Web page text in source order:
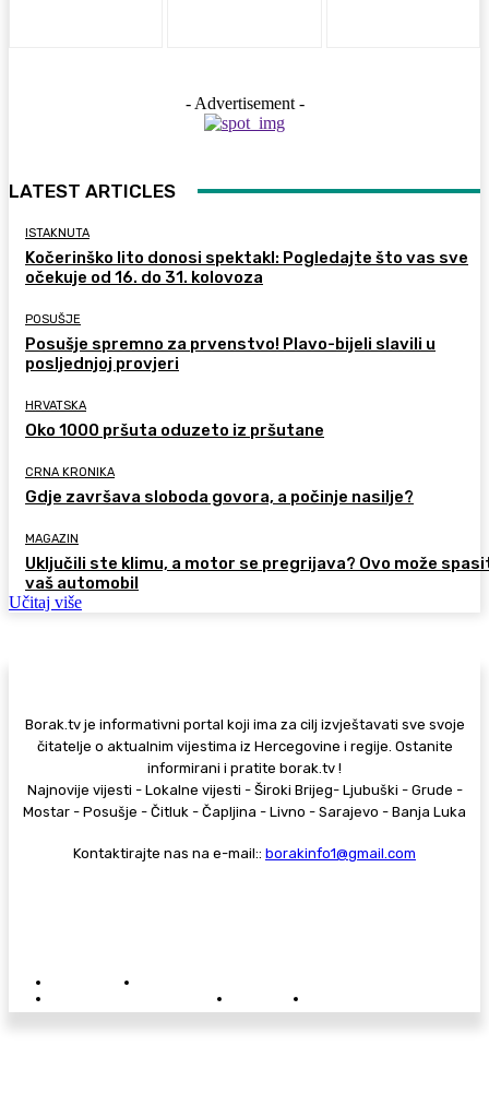
- Advertisement -
LATEST ARTICLES
ISTAKNUTA
Kočerinško lito donosi spektakl: Pogledajte što vas sve
očekuje od 16. do 31. kolovoza
POSUŠJE
Posušje spremno za prvenstvo! Plavo-bijeli slavili u
posljednjoj provjeri
HRVATSKA
Oko 1000 pršuta oduzeto iz pršutane
CRNA KRONIKA
Gdje završava sloboda govora, a počinje nasilje?
MAGAZIN
Uključili ste klimu, a motor se pregrijava? Ovo može
vaš automobil
Učitaj više
Borak.tv je informativni portal koji ima za cilj izvještavati sve svoje
čitatelje o aktualnim vijestima iz Hercegovine i regije. Ostanite
informirani i pratite borak.tv !
Najnovije vijesti - Lokalne vijesti - Široki Brijeg- Ljubuški - Grude -
Mostar - Posušje - Čitluk - Čapljina - Livno - Sarajevo - Banja Luka
Kontaktirajte nas na e-mail:: borakinfo1@gmail.com